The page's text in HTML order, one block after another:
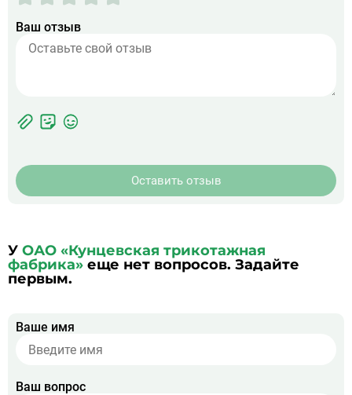
Ваш отзыв
Фотографии
ЖК
Прикрепить
фото
Оставить отзыв
У ОАО «Кунцевская трикотажная
фабрика» еще нет вопросов. Задайте
первым.
Ваше имя
Ваш вопрос